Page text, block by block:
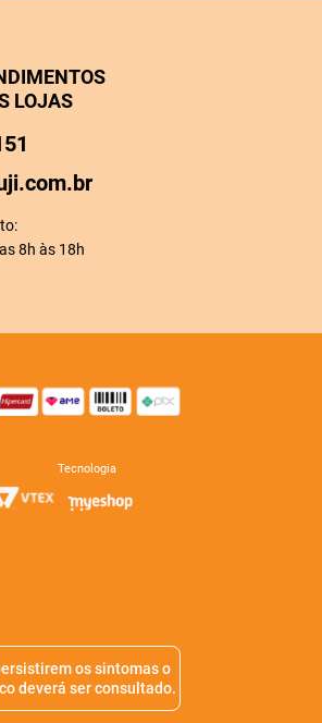
LOJAS
8h às 18h
tecnologia
os sintomas o
deverá ser consultado.